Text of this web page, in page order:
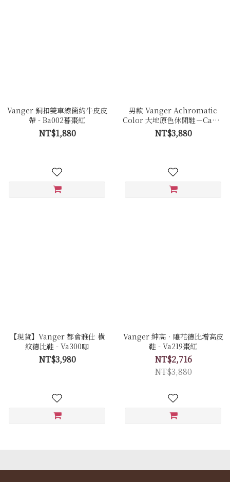
Vanger 銅扣雙車線簡約牛皮皮
帶 - Ba002暮棗紅
NT$1,880
男款 Vanger Achromatic
Color 大地原色休閒鞋－Ca001
卵石白色(牛皮拼接反毛皮)
NT$3,880
【現貨】Vanger 都會雅仕 橫
紋德比鞋 - Va300咖
NT$3,980
Vanger 紳高．雕花德比增高皮
鞋 - Va219棗紅
NT$2,716
NT$3,880